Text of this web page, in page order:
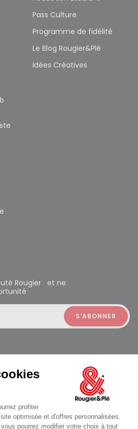
Pass Culture
Programme de fidélité
Le Blog Rougier&Plé
Idées Créatives
Rougier et ne